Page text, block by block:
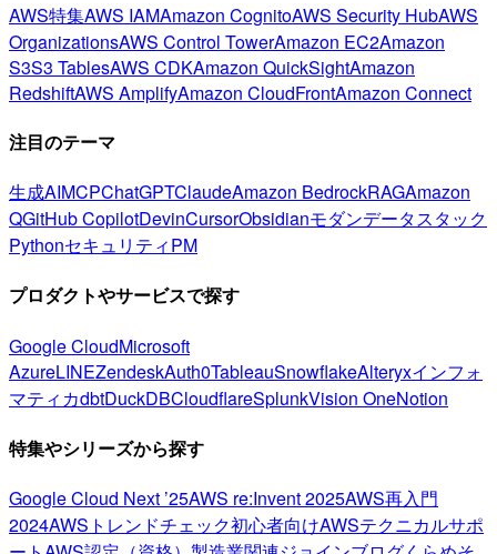
AWS特集AWS IAMAmazon CognitoAWS Security HubAWS
OrganizationsAWS Control TowerAmazon EC2Amazon
S3S3 TablesAWS CDKAmazon QuickSightAmazon
RedshiftAWS AmplifyAmazon CloudFrontAmazon Connect
注目のテーマ
生成AIMCPChatGPTClaudeAmazon BedrockRAGAmazon
QGitHub CopilotDevinCursorObsidianモダンデータスタック
PythonセキュリティPM
プロダクトやサービスで探す
Google CloudMicrosoft
AzureLINEZendeskAuth0TableauSnowflakeAlteryxインフォ
マティカdbtDuckDBCloudflareSplunkVision OneNotion
特集やシリーズから探す
Google Cloud Next ’25AWS re:Invent 2025AWS再入門
2024AWSトレンドチェック初心者向けAWSテクニカルサポ